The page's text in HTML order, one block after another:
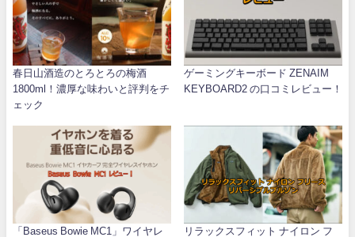
春日山酒造のとろとろの梅酒
1800ml！濃厚な味わいと評判をチ
ェック
ゲーミングキーボード ZENAIM
KEYBOARD2 の口コミレビュー！
「Baseus Bowie MC1」ワイヤレ リラックスフィット ナイロン フ